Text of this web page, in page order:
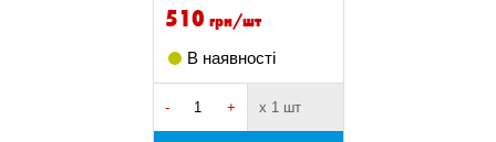
510 грн/шт
В наявності
- + х 1 шт